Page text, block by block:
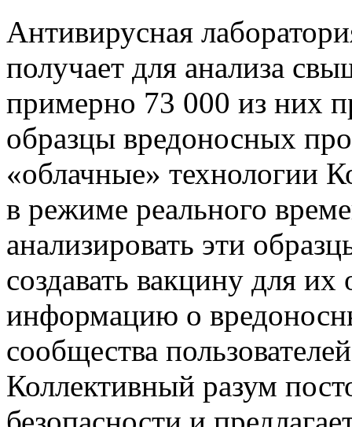
Антивирусная
получает для анализа
примерно 73 000 из них
образцы вредоносных
«облачные» технологии
в режиме реального
анализировать эти
создавать вакцину для
информацию о
сообщества
Коллективный разум